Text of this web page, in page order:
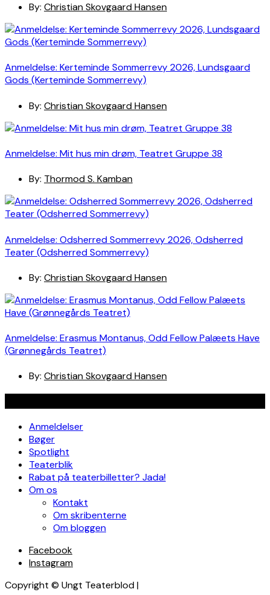
By: Christian Skovgaard Hansen
Anmeldelse: Kerteminde Sommerrevy 2026, Lundsgaard
Gods (Kerteminde Sommerrevy)
By: Christian Skovgaard Hansen
Anmeldelse: Mit hus min drøm, Teatret Gruppe 38
By: Thormod S. Kamban
Anmeldelse: Odsherred Sommerrevy 2026, Odsherred
Teater (Odsherred Sommerrevy)
By: Christian Skovgaard Hansen
Anmeldelse: Erasmus Montanus, Odd Fellow Palæets Have
(Grønnegårds Teatret)
By: Christian Skovgaard Hansen
Anmeldelser
Bøger
Spotlight
Teaterblik
Rabat på teaterbilletter? Jada!
Om os
Kontakt
Om skribenterne
Om bloggen
Facebook
Instagram
Copyright © Ungt Teaterblod |